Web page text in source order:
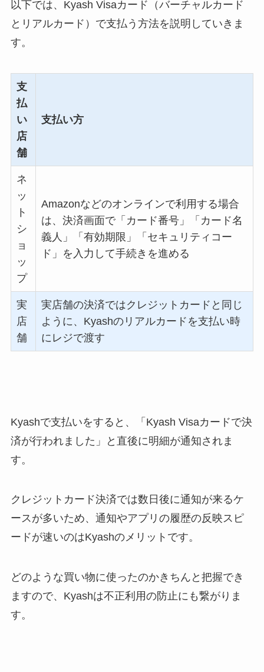
以下では、Kyash Visaカード（バーチャルカード
とリアルカード）で支払う方法を説明していきま
す。
支
払
い
店
舗
支払い方
ネ
ッ
ト
シ
ョ
ッ
プ
Amazonなどのオンラインで利用する場合
は、決済画面で「カード番号」「カード名
義人」「有効期限」「セキュリティコー
ド」を入力して手続きを進める
実
店
舗
実店舗の決済ではクレジットカードと同じ
ように、Kyashのリアルカードを支払い時
にレジで渡す
Kyashで支払いをすると、「Kyash Visaカードで決
済が行われました」と直後に明細が通知されま
す。
クレジットカード決済では数日後に通知が来るケ
ースが多いため、通知やアプリの履歴の反映スピ
ードが速いのはKyashのメリットです。
どのような買い物に使ったのかきちんと把握でき
ますので、Kyashは不正利用の防止にも繋がりま
す。